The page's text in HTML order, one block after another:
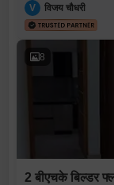
V विजय चौधरी
8
2 बीएचके बिल्डर